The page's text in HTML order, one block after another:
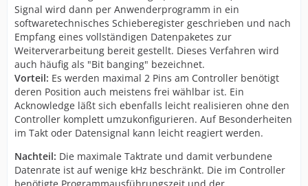
Signal wird dann per Anwenderprogramm in ein
softwaretechnisches Schieberegister geschrieben und nach
Empfang eines vollständigen Datenpaketes zur
Weiterverarbeitung bereit gestellt. Dieses Verfahren wird
auch häufig als "Bit banging" bezeichnet.
Vorteil: Es werden maximal 2 Pins am Controller benötigt
deren Position auch meistens frei wählbar ist. Ein
Acknowledge läßt sich ebenfalls leicht realisieren ohne den
Controller komplett umzukonfigurieren. Auf Besonderheiten
im Takt oder Datensignal kann leicht reagiert werden.
Nachteil: Die maximale Taktrate und damit verbundene
Datenrate ist auf wenige kHz beschränkt. Die im Controller